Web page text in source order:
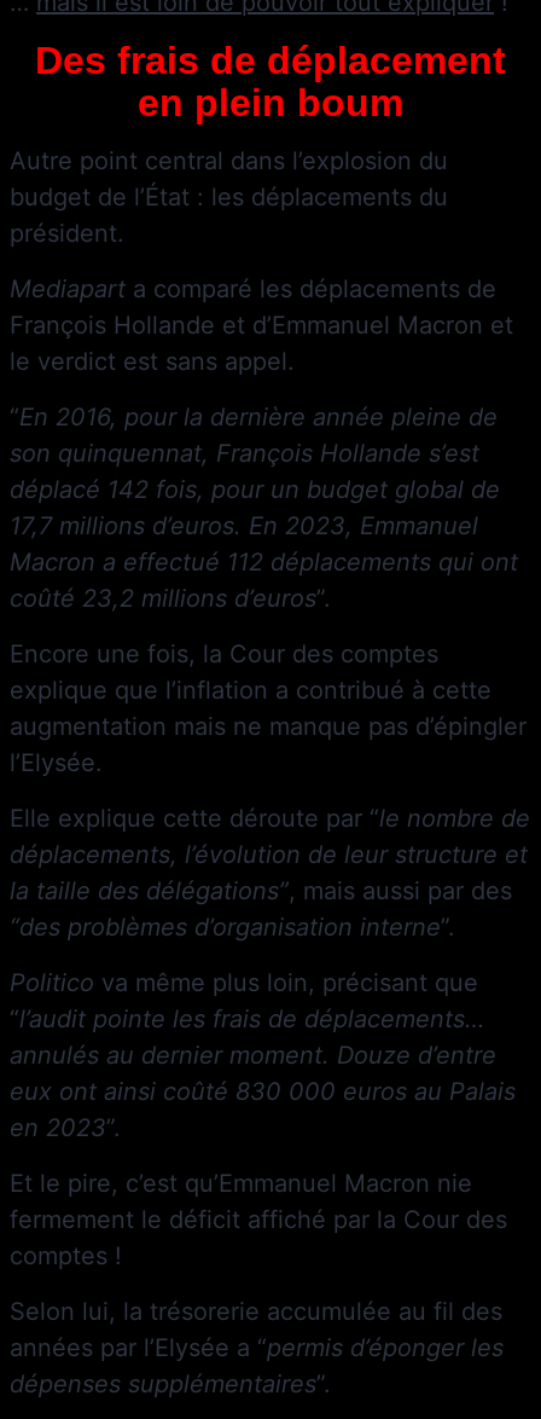
Des frais de déplacement
en plein boum
Autre point central dans l’explosion du
budget de l’État : les déplacements du
président.
Mediapart a comparé les déplacements de
François Hollande et d’Emmanuel Macron et
le verdict est sans appel.
“En 2016, pour la dernière année pleine de
son quinquennat, François Hollande s’est
déplacé 142 fois, pour un budget global de
17,7 millions d’euros. En 2023, Emmanuel
Macron a effectué 112 déplacements qui ont
coûté 23,2 millions d’euros”.
Encore une fois, la Cour des comptes
explique que l’inflation a contribué à cette
augmentation mais ne manque pas d’épingler
l’Elysée.
Elle explique cette déroute par “le nombre de
déplacements, l’évolution de leur structure et
la taille des délégations”, mais aussi par des
“des problèmes d’organisation interne”.
Politico va même plus loin, précisant que
“l’audit pointe les frais de déplacements…
annulés au dernier moment. Douze d’entre
eux ont ainsi coûté 830 000 euros au Palais
en 2023”.
Et le pire, c’est qu’Emmanuel Macron nie
fermement le déficit affiché par la Cour des
comptes !
Selon lui, la trésorerie accumulée au fil des
années par l’Elysée a “permis d’éponger les
dépenses supplémentaires”.